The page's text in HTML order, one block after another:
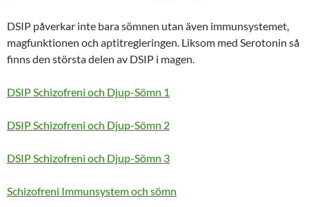
DSIP påverkar inte bara sömnen utan även immunsystemet,
magfunktionen och aptitregleringen. Liksom med Serotonin så
finns den största delen av DSIP i magen.
DSIP Schizofreni och Djup-Sömn 1
DSIP Schizofreni och Djup-Sömn 2
DSIP Schizofreni och Djup-Sömn 3
Schizofreni Immunsystem och sömn